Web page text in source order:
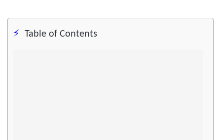
Table of Contents